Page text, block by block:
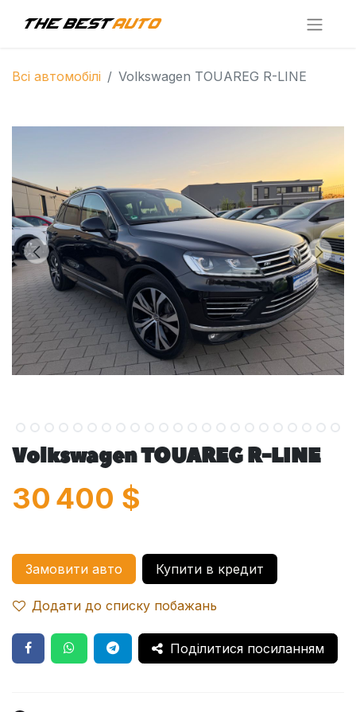
Всі автомобілі Volkswagen TOUAREG R-LINE
Volkswagen TOUAREG R-LINE
30 400 $
Замовити авто Купити в кредит
Додати до списку побажань
Поділитися посиланням